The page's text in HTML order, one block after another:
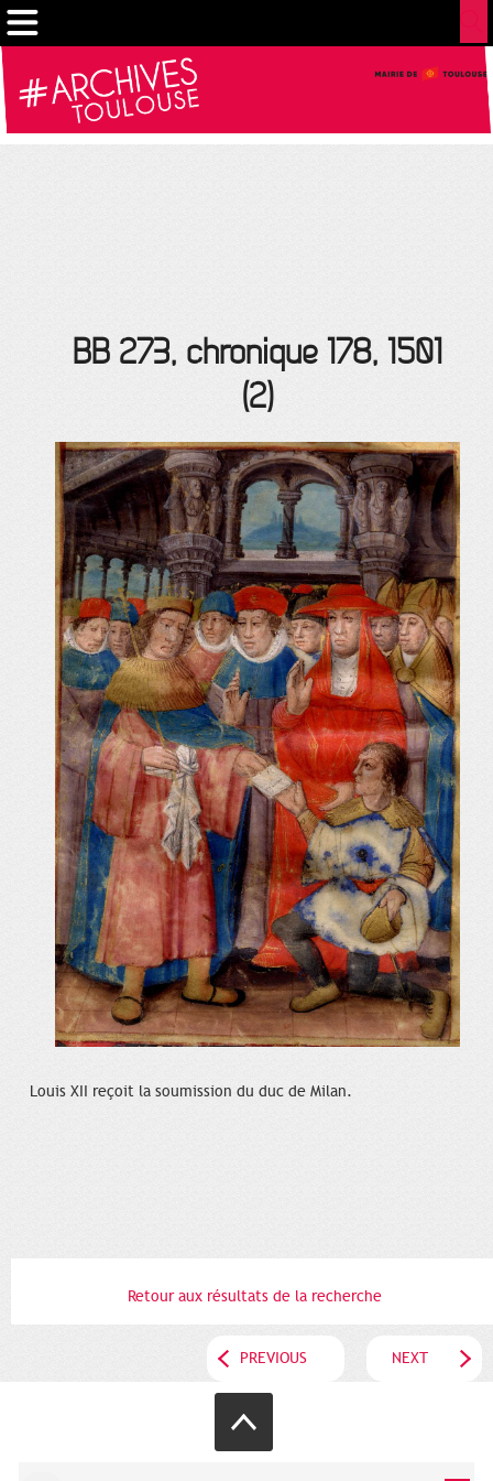
BB 273, chronique 178, 1501
(2)
Louis XII reçoit la soumission du duc de Milan.
Retour aux résultats de la recherche
PREVIOUS NEXT
Cookies management panel